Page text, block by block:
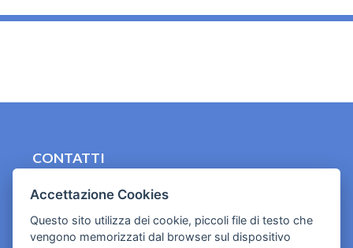
CONTATTI
Cookies e informativa privacy
Accettazione Cookies
Questo sito utilizza dei cookie, piccoli file di testo che
vengono memorizzati dal browser sul dispositivo